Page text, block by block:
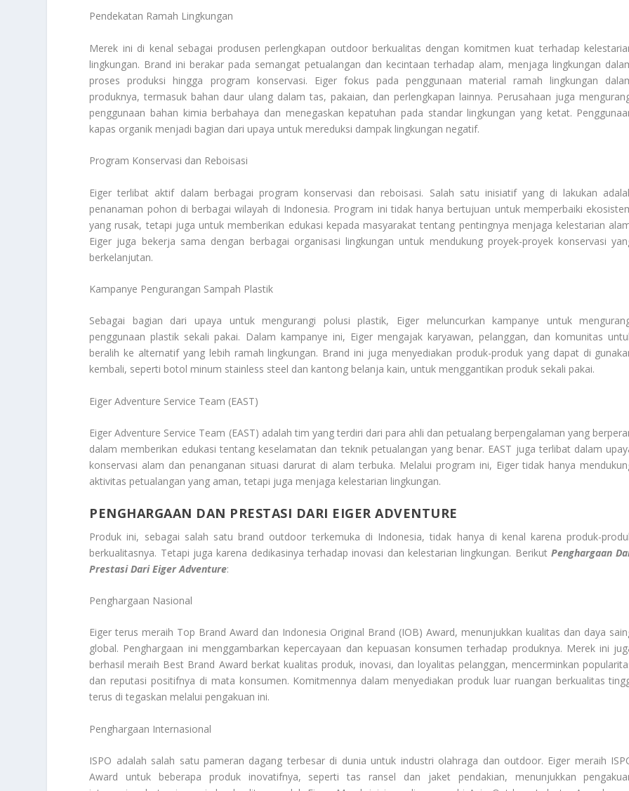
Pendekatan Ramah Lingkungan
Merek ini di kenal sebagai produsen perlengkapan outdoor berkualitas dengan komitmen kuat terhadap
lingkungan. Brand ini berakar pada semangat petualangan dan kecintaan terhadap alam, menjaga lingkungan
proses produksi hingga program konservasi. Eiger fokus pada penggunaan material ramah lingkungan
produknya, termasuk bahan daur ulang dalam tas, pakaian, dan perlengkapan lainnya. Perusahaan juga
penggunaan bahan kimia berbahaya dan menegaskan kepatuhan pada standar lingkungan yang ketat.
kapas organik menjadi bagian dari upaya untuk mereduksi dampak lingkungan negatif.
Program Konservasi dan Reboisasi
Eiger terlibat aktif dalam berbagai program konservasi dan reboisasi. Salah satu inisiatif yang di lakukan
penanaman pohon di berbagai wilayah di Indonesia. Program ini tidak hanya bertujuan untuk memperbaiki
yang rusak, tetapi juga untuk memberikan edukasi kepada masyarakat tentang pentingnya menjaga kelestarian
Eiger juga bekerja sama dengan berbagai organisasi lingkungan untuk mendukung proyek-proyek konservasi
berkelanjutan.
Kampanye Pengurangan Sampah Plastik
Sebagai bagian dari upaya untuk mengurangi polusi plastik, Eiger meluncurkan kampanye untuk
penggunaan plastik sekali pakai. Dalam kampanye ini, Eiger mengajak karyawan, pelanggan, dan komunitas
beralih ke alternatif yang lebih ramah lingkungan. Brand ini juga menyediakan produk-produk yang dapat di
kembali, seperti botol minum stainless steel dan kantong belanja kain, untuk menggantikan produk sekali pakai.
Eiger Adventure Service Team (EAST)
Eiger Adventure Service Team (EAST) adalah tim yang terdiri dari para ahli dan petualang berpengalaman yang
dalam memberikan edukasi tentang keselamatan dan teknik petualangan yang benar. EAST juga terlibat dalam
konservasi alam dan penanganan situasi darurat di alam terbuka. Melalui program ini, Eiger tidak hanya
aktivitas petualangan yang aman, tetapi juga menjaga kelestarian lingkungan.
PENGHARGAAN DAN PRESTASI DARI EIGER ADVENTURE
Produk ini, sebagai salah satu brand outdoor terkemuka di Indonesia, tidak hanya di kenal karena produk-
berkualitasnya. Tetapi juga karena dedikasinya terhadap inovasi dan kelestarian lingkungan. BerikutPenghargaan
Prestasi Dari Eiger Adventure:
Penghargaan Nasional
Eiger terus meraih Top Brand Award dan Indonesia Original Brand (IOB) Award, menunjukkan kualitas dan daya
global. Penghargaan ini menggambarkan kepercayaan dan kepuasan konsumen terhadap produknya. Merek ini
berhasil meraih Best Brand Award berkat kualitas produk, inovasi, dan loyalitas pelanggan, mencerminkan
dan reputasi positifnya di mata konsumen. Komitmennya dalam menyediakan produk luar ruangan berkualitas
terus di tegaskan melalui pengakuan ini.
Penghargaan Internasional
ISPO adalah salah satu pameran dagang terbesar di dunia untuk industri olahraga dan outdoor. Eiger meraih
Award untuk beberapa produk inovatifnya, seperti tas ransel dan jaket pendakian, menunjukkan